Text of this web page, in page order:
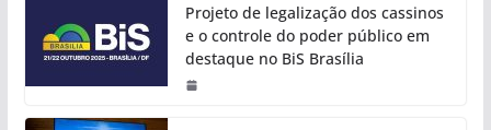
Projeto de legalização dos cassinos
e o controle do poder público em
destaque no BiS Brasília